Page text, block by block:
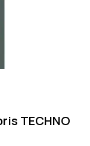
TECHNO